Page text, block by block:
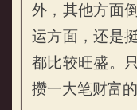
外，其他方面
运方面，还是
都比较旺盛。
攒一大笔财富的